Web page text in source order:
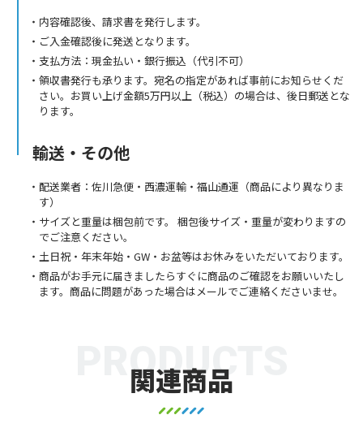
内容確認後、請求書を発行します。
ご入金確認後に発送となります。
支払方法：現金払い・銀行振込（代引不可）
領収書発行も承ります。宛名の指定があれば事前にお知らせくだ
さい。お買い上げ金額5万円以上（税込）の場合は、後日郵送とな
ります。
輸送・その他
配送業者：佐川急便・西濃運輸・福山通運（商品により異なりま
す）
サイズと重量は梱包前です。 梱包後サイズ・重量が変わりますの
でご注意ください。
土日祝・年末年始・GW・お盆等はお休みをいただいております。
商品がお手元に届きましたらすぐに商品のご確認をお願いいたし
ます。商品に問題があった場合はメールでご連絡くださいませ。
関連商品
PRODUCTS